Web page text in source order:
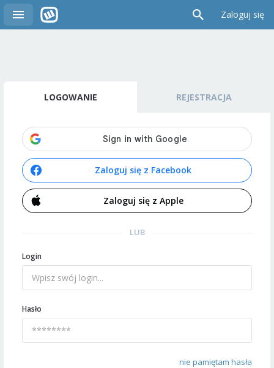
Zaloguj się
LOGOWANIE REJESTRACJA
Zaloguj się z Facebook
Zaloguj się z Apple
LUB
Login
Hasło
nie pamiętam hasła